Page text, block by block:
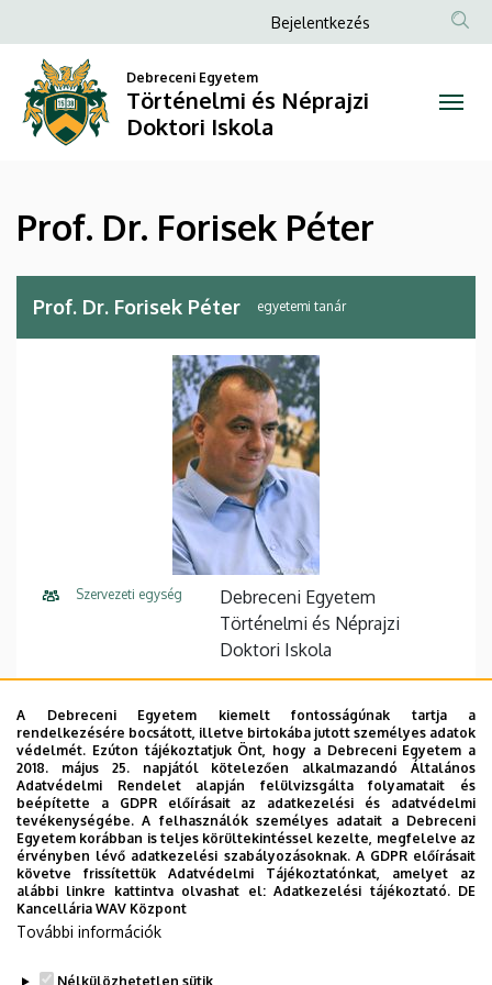
Dr.
Forisek
Péter
Történelmi
és
Néprajzi
a
tartalomra
Anonim
menüje
Bejelentkezés
Debreceni Egyetem
Történelmi és Néprajzi
Doktori Iskola
Prof. Dr. Forisek Péter
Prof. Dr. Forisek Péter egyetemi tanár
Szervezeti egység
Debreceni Egyetem
Történelmi és Néprajzi
Doktori Iskola
E-mail cím forisek@unideb.hu
Cím
4032 Debrecen, Egyetem tér
1. Főépület (Egyetem téri
Campus), 4. emelet, 407/C.
Leírás
az Ókortörténet alprogram vezetője (teljes jogú
belső tag)
A Debreceni Egyetem kiemelt fontosságúnak tartja a
rendelkezésére bocsátott, illetve birtokába jutott személyes adatok
védelmét. Ezúton tájékoztatjuk Önt, hogy a Debreceni Egyetem a
2018. május 25. napjától kötelezően alkalmazandó Általános
Adatvédelmi Rendelet alapján felülvizsgálta folyamatait és
beépítette a GDPR előírásait az adatkezelési és adatvédelmi
tevékenységébe. A felhasználók személyes adatait a Debreceni
Egyetem korábban is teljes körültekintéssel kezelte, megfelelve az
érvényben lévő adatkezelési szabályozásoknak. A GDPR előírásait
követve frissítettük Adatvédelmi Tájékoztatónkat, amelyet az
alábbi linkre kattintva olvashat el:Adatkezelési tájékoztató. DE
Kancellária WAV Központ
További információk
Nélkülözhetetlen sütik